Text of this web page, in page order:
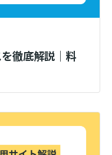
徹底解説｜料